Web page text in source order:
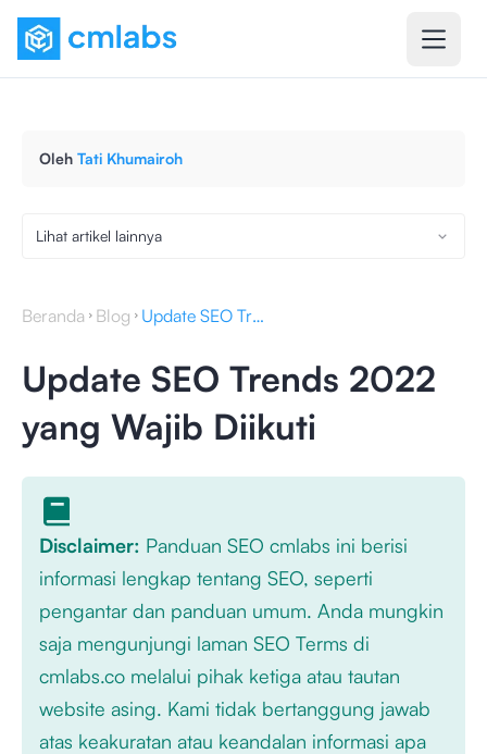
Oleh Tati Khumairoh
Lihat artikel lainnya
Beranda Blog Update SEO Trends 2022 yang Wajib Diikuti
Update SEO Trends 2022
yang Wajib Diikuti
Disclaimer: Panduan SEO cmlabs ini berisi
informasi lengkap tentang SEO, seperti
pengantar dan panduan umum. Anda mungkin
saja mengunjungi laman SEO Terms di
cmlabs.co melalui pihak ketiga atau tautan
website asing. Kami tidak bertanggung jawab
atas keakuratan atau keandalan informasi apa